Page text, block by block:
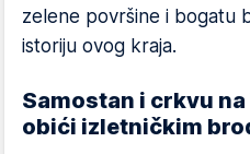
zelene površine i bogatu
istoriju ovog kraja.
Samostan i crkvu
obići izletničkim